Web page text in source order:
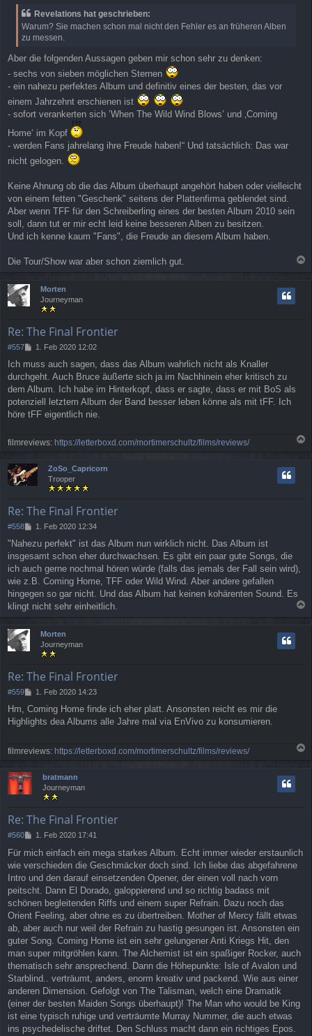
t
r
a
Revelations hat geschrieben:
Warum? Sie machen schon mal nicht den Fehler es an früheren Alben
zu messen.
Aber die folgenden Aussagen geben mir schon sehr zu denken:
- sechs von sieben möglichen Sternen
- ein nahezu perfektes Album und definitiv eines der besten, das vor
einem Jahrzehnt erschienen ist
- sofort verankerten sich ’When The Wild Wind Blows’ und ‚Coming
Home‘ im Kopf
- werden Fans jahrelang ihre Freude haben!“ Und tatsächlich: Das war
nicht gelogen.
Keine Ahnung ob die das Album überhaupt angehört haben oder vielleicht
von einem fetten "Geschenk" seitens der Plattenfirma geblendet sind.
Aber wenn TFF für den Schreiberling eines der besten Album 2010 sein
soll, dann tut er mir echt leid keine besseren Alben zu besitzen.
Und ich kenne kaum "Fans", die Freude an diesem Album haben.
Die Tour/Show war aber schon ziemlich gut.
a
Morten
Journeyman
Re: The Final Frontier
#557
B
i
t
r
a
g
1. Feb 2020 12:02
Ich muss auch sagen, dass das Album wahrlich nicht als Knaller
durchgeht. Auch Bruce äußerte sich ja im Nachhinein eher kritisch zu
dem Album. Ich habe im Hinterkopf, dass er sagte, dass er mit BoS als
potenziell letztem Album der Band besser leben könne als mit tFF. Ich
höre tFF eigentlich nie.
filmreviews: https://letterboxd.com/mortimerschultz/films/reviews/
ZoSo_Capricorn
Trooper
Re: The Final Frontier
#558
B
i
t
r
a
1. Feb 2020 12:34
"Nahezu perfekt" ist das Album nun wirklich nicht. Das Album ist
insgesamt schon eher durchwachsen. Es gibt ein paar gute Songs, die
ich auch gerne nochmal hören würde (falls das jemals der Fall sein wird),
wie z.B. Coming Home, TFF oder Wild Wind. Aber andere gefallen
hingegen so gar nicht. Und das Album hat keinen kohärenten Sound. Es
klingt nicht sehr einheitlich.
a
Morten
Journeyman
Re: The Final Frontier
#559
B
i
t
g
1. Feb 2020 14:23
Hm, Coming Home finde ich eher platt. Ansonsten reicht es mir die
Highlights dea Albums alle Jahre mal via EnVivo zu konsumieren.
filmreviews: https://letterboxd.com/mortimerschultz/films/reviews/
bratmann
Journeyman
Re: The Final Frontier
#560
B
i
t
r
a
1. Feb 2020 17:41
Für mich einfach ein mega starkes Album. Echt immer wieder erstaunlich
wie verschieden die Geschmäcker doch sind. Ich liebe das abgefahrene
Intro und den darauf einsetzenden Opener, der einen voll nach vorn
peitscht. Dann El Dorado, galoppierend und so richtig badass mit
schönen begleitenden Riffs und einem super Refrain. Dazu noch das
Orient Feeling, aber ohne es zu übertreiben. Mother of Mercy fällt etwas
ab, aber auch nur weil der Refrain zu hastig gesungen ist. Ansonsten ein
guter Song. Coming Home ist ein sehr gelungener Anti Kriegs Hit, den
man super mitgröhlen kann. The Alchemist ist ein spaßiger Rocker, auch
thematisch sehr ansprechend. Dann die Höhepunkte: Isle of Avalon und
Starblind.. verträumt, anders, enorm kreativ und packend. Wie aus einer
anderen Dimension. Gefolgt von The Talisman, welch eine Dramatik
(einer der besten Maiden Songs überhaupt)! The Man who would be King
ist eine typisch ruhige und verträumte Murray Nummer, die auch etwas
ins psychedelische driftet. Den Schluss macht dann ein richtiges Epos.